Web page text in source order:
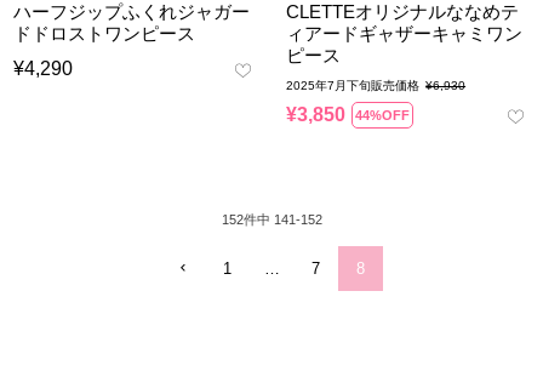
ハーフジップふくれジャガー
ドドロストワンピース
¥4,290
CLETTEオリジナルななめテ
ィアードギャザーキャミワン
ピース
2025年7月下旬販売価格 ¥6,930
¥3,850 44%OFF
152件中 141-152
1 7 8